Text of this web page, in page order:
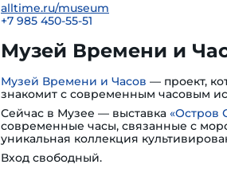
alltime.ru/museum
+7 985 450-55-51
Музей Времени и
Музей Времени и Часов — проект,
знакомит с современным часовым
Сейчас в Музее — выставка «Остров
современные часы, связанные с
уникальная коллекция
Вход свободный.